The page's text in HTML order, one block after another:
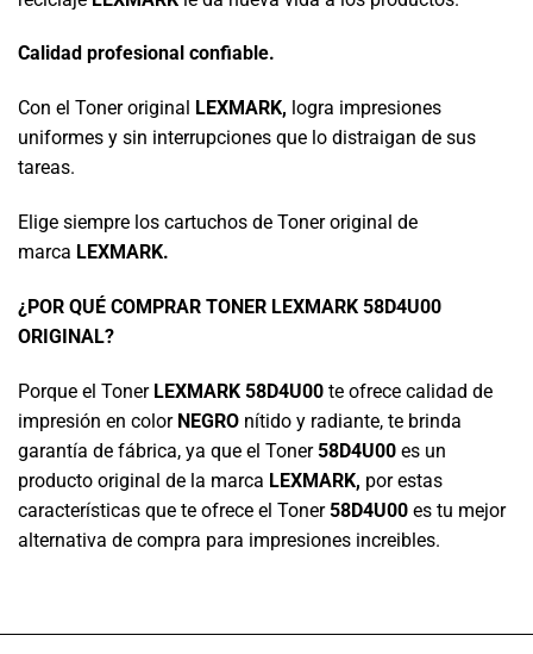
Calidad profesional confiable.
Con el Toner original LEXMARK, logra impresiones
uniformes y sin interrupciones que lo distraigan de sus
tareas.
Elige siempre los cartuchos de Toner original de
marca LEXMARK.
¿POR QUÉ COMPRAR TONER LEXMARK 58D4U00
ORIGINAL?
Porque el Toner LEXMARK 58D4U00 te ofrece calidad de
impresión en color NEGRO nítido y radiante, te brinda
garantía de fábrica, ya que el Toner58D4U00 es un
producto original de la marca LEXMARK, por estas
características que te ofrece el Toner58D4U00 es tu mejor
alternativa de compra para impresiones increibles.